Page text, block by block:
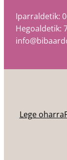
Iparraldetik:
Hegoaldetik:
Lege oharra